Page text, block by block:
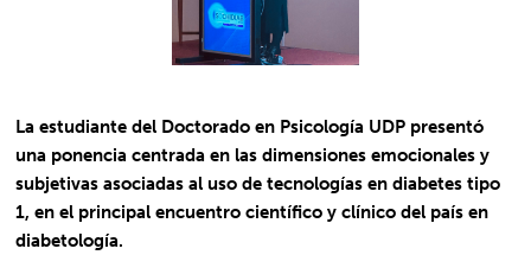
La estudiante del Doctorado en Psicología UDP presentó
una ponencia centrada en las dimensiones emocionales y
subjetivas asociadas al uso de tecnologías en diabetes tipo
1, en el principal encuentro científico y clínico del país en
diabetología.